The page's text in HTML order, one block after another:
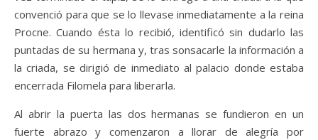
convenció para que se lo llevase inmediatamente a la reina
Procne. Cuando ésta lo recibió, identificó sin dudarlo las
puntadas de su hermana y, tras sonsacarle la información a
la criada, se dirigió de inmediato al palacio donde estaba
encerrada Filomela para liberarla.
Al abrir la puerta las dos hermanas se fundieron en un
fuerte abrazo y comenzaron a llorar de alegría por